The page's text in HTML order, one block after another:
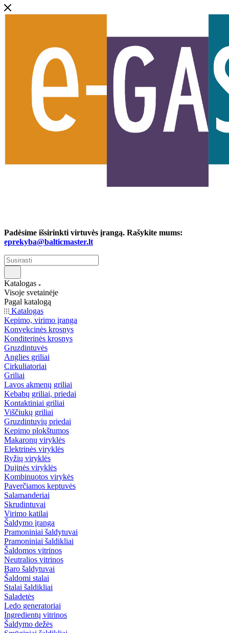
Padėsime išsirinkti virtuvės įrangą. Rašykite mums:
eprekyba@balticmaster.lt
Katalogas
Visoje svetainėje
Pagal katalogą
Katalogas
Kepimo, virimo įranga
Konvekcinės krosnys
Konditerinės krosnys
Gruzdintuvės
Anglies griliai
Cirkuliatoriai
Griliai
Lavos akmenų griliai
Kebabų griliai, priedai
Kontaktiniai griliai
Viščiukų griliai
Gruzdintuvių priedai
Kepimo plokštumos
Makaronų viryklės
Elektrinės viryklės
Ryžių viryklės
Dujinės viryklės
Kombinuotos virykės
Paverčiamos keptuvės
Salamanderiai
Skrudintuvai
Virimo katilai
Šaldymo įranga
Pramoniniai šaldytuvai
Pramoniniai šaldikliai
Šaldomos vitrinos
Neutralios vitrinos
Baro šaldytuvai
Šaldomi stalai
Stalai šaldikliai
Saladetės
Ledo generatoriai
Ingredientų vitrinos
Šaldymo dežės